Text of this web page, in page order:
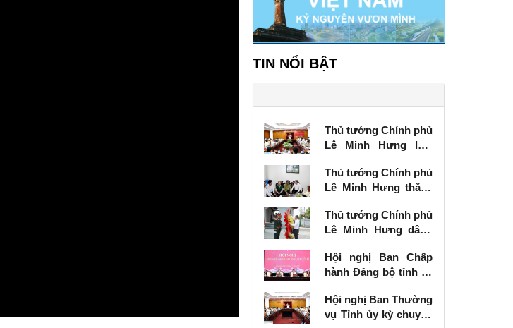
TIN NỔI BẬT
Thủ tướng Chính phủ
Lê Minh Hưng làm
vụ Tỉnh ủy Lạng Sơn
Thủ tướng Chính phủ
Lê Minh Hưng thăm,
binh tại Lạng Sơn
Thủ tướng Chính phủ
Lê Minh Hưng dâng
các Anh hùng liệt sĩ
tại Lạng Sơn
Hội nghị Ban Chấp
hành Đảng bộ tỉnh kỳ
Hội nghị Ban Thường
vụ Tỉnh ủy kỳ chuyên